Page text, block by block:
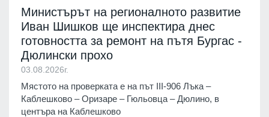
Министърът на регионалното развитие
Иван Шишков ще инспектира днес
готовността за ремонт на пътя Бургас -
Дюлински прохо
03.08.2026г.
Мястото на проверката е на път III-906 Лъка –
Каблешково – Оризаре – Гюльовца – Дюлино, в
центъра на Каблешково